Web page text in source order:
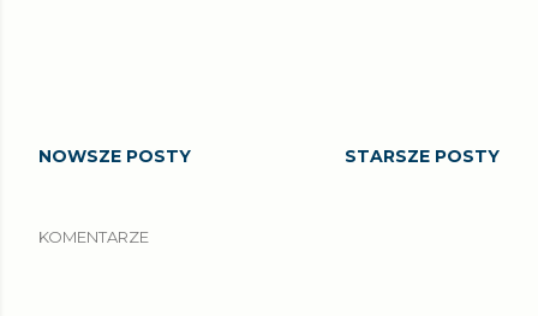
NOWSZE POSTY STARSZE POSTY
KOMENTARZE